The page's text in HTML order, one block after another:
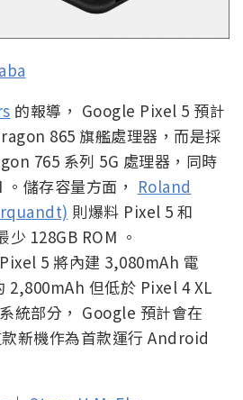
的報導， Google Pixel 5 預計
865 旗艦處理器，而是採
765 系列 5G 處理器，同時
儲存容量方面， Roland
則爆料 Pixel 5 和
128GB ROM 。
5 將內建 3,080mAh 電
2,800mAh 但低於 Pixel 4 XL
統部分， Google 預計會在
新機作為首款運行 Android